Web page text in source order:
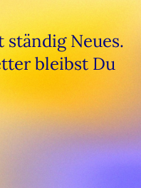
ständig Neues.
bleibst Du